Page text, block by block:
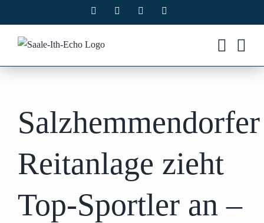
Inhalt
springen
Facebook Instagram
Salzhemmendorfer
Reitanlage zieht
Top-Sportler an –